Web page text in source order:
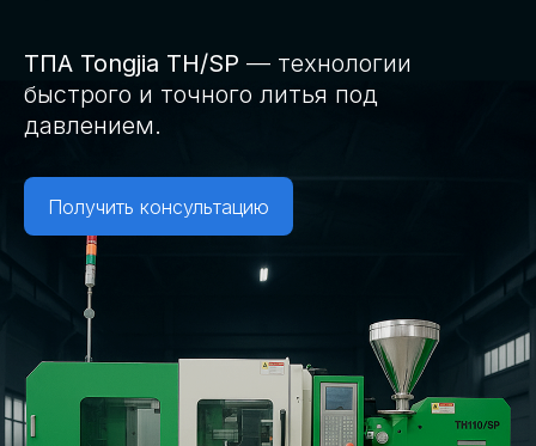
ТПА Tongjia TH/SP — технологии
быстрого и точного литья под
давлением.
Получить консультацию